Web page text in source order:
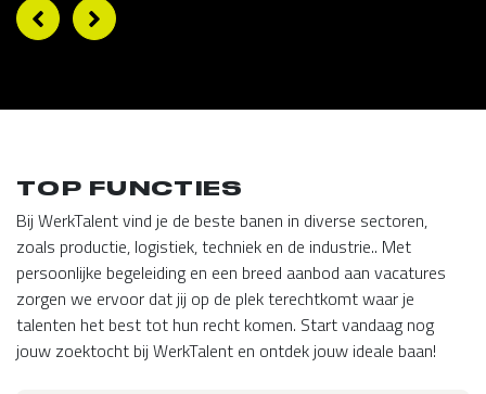
TOP FUNCTIES
Bij WerkTalent vind je de beste banen in diverse sectoren,
zoals productie, logistiek, techniek en de industrie.. Met
persoonlijke begeleiding en een breed aanbod aan vacatures
zorgen we ervoor dat jij op de plek terechtkomt waar je
talenten het best tot hun recht komen. Start vandaag nog
jouw zoektocht bij WerkTalent en ontdek jouw ideale baan!